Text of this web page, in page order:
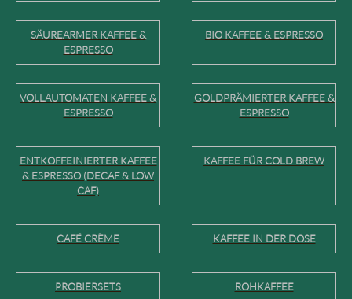
SÄUREARMER KAFFEE &
ESPRESSO
BIO KAFFEE & ESPRESSO
VOLLAUTOMATEN KAFFEE &
ESPRESSO
GOLDPRÄMIERTER KAFFEE &
ESPRESSO
ENTKOFFEINIERTER KAFFEE
& ESPRESSO (DECAF & LOW
CAF)
KAFFEE FÜR COLD BREW
CAFÉ CRÈME KAFFEE IN DER DOSE
PROBIERSETS ROHKAFFEE